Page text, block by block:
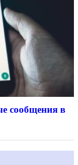
сообщения в